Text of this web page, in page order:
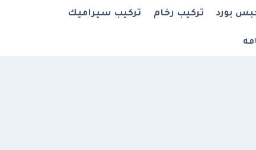
بورد تركيب رخام تركيب سيراميك